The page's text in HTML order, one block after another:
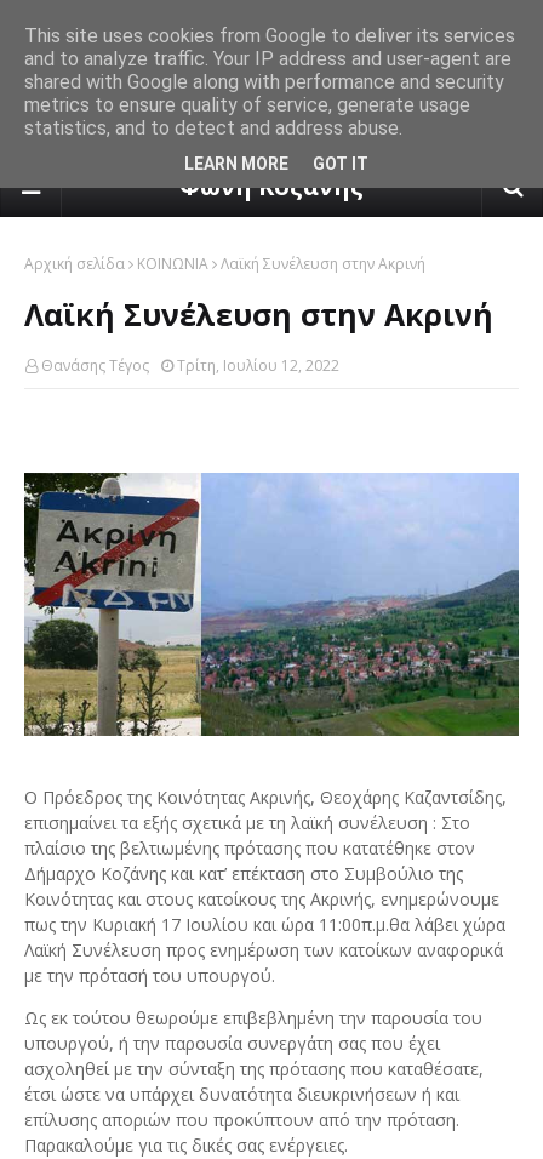
πρόγνωση καιρού από το
Φωνή Κοζάνης
Αρχική σελίδα ΚΟΙΝΩΝΙΑ Λαϊκή Συνέλευση στην Ακρινή
Λαϊκή Συνέλευση στην Ακρινή
Θανάσης Τέγος Τρίτη, Ιουλίου 12, 2022
Ο Πρόεδρος της Κοινότητας Ακρινής, Θεοχάρης Καζαντσίδης,
επισημαίνει τα εξής σχετικά με τη λαϊκή συνέλευση : Στο
πλαίσιο της βελτιωμένης πρότασης που κατατέθηκε στον
Δήμαρχο Κοζάνης και κατ’ επέκταση στο Συμβούλιο της
Κοινότητας και στους κατοίκους της Ακρινής, ενημερώνουμε
πως την Κυριακή 17 Ιουλίου και ώρα 11:00π.μ.θα λάβει χώρα
Λαϊκή Συνέλευση προς ενημέρωση των κατοίκων αναφορικά
με την πρότασή του υπουργού.
Ως εκ τούτου θεωρούμε επιβεβλημένη την παρουσία του
υπουργού, ή την παρουσία συνεργάτη σας που έχει
ασχοληθεί με την σύνταξη της πρότασης που καταθέσατε,
έτσι ώστε να υπάρχει δυνατότητα διευκρινήσεων ή και
επίλυσης αποριών που προκύπτουν από την πρόταση.
Παρακαλούμε για τις δικές σας ενέργειες.
This site uses cookies from Google to deliver its services
and to analyze traffic. Your IP address and user-agent are
shared with Google along with performance and security
metrics to ensure quality of service, generate usage
statistics, and to detect and address abuse.
LEARN MORE GOT IT